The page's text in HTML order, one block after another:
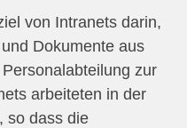
von Intranets darin,
Dokumente aus
zur
arbeiteten in der
so dass die